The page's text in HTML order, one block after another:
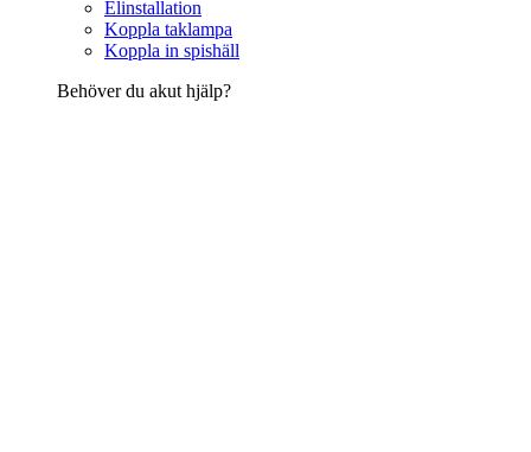
Elinstallation
Koppla taklampa
Koppla in spishäll
Behöver du akut hjälp?